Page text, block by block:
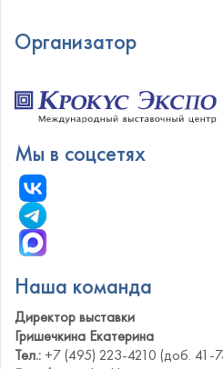
Организатор
Мы в соцсетях
Наша команда
Директор выставки
Гришечкина Екатерина
Тел.: +7 (495) 223-4210 (доб. 41-